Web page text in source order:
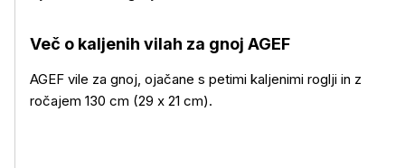
Več o izdelku
Več o kaljenih vilah za gnoj AGEF
AGEF vile za gnoj, ojačane s petimi kaljenimi roglji in z
ročajem 130 cm (29 x 21 cm).